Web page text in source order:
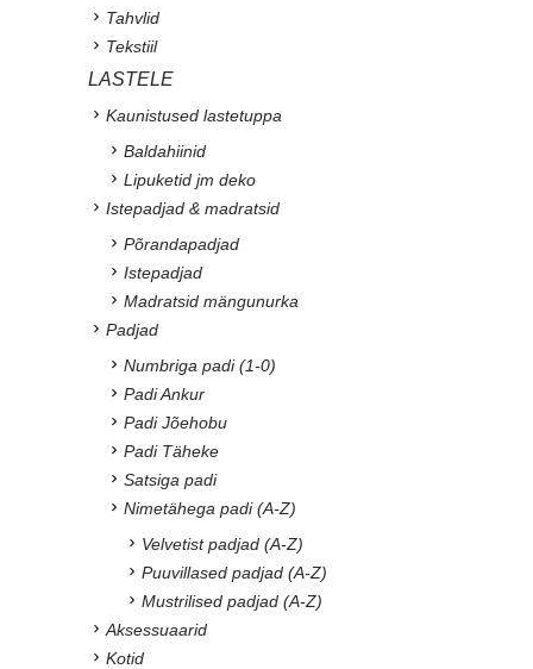
Tahvlid
Tekstiil
LASTELE
Kaunistused lastetuppa
Baldahiinid
Lipuketid jm deko
Istepadjad & madratsid
Põrandapadjad
Istepadjad
Madratsid mängunurka
Padjad
Numbriga padi (1-0)
Padi Ankur
Padi Jõehobu
Padi Täheke
Satsiga padi
Nimetähega padi (A-Z)
Velvetist padjad (A-Z)
Puuvillased padjad (A-Z)
Mustrilised padjad (A-Z)
Aksessuaarid
Kotid